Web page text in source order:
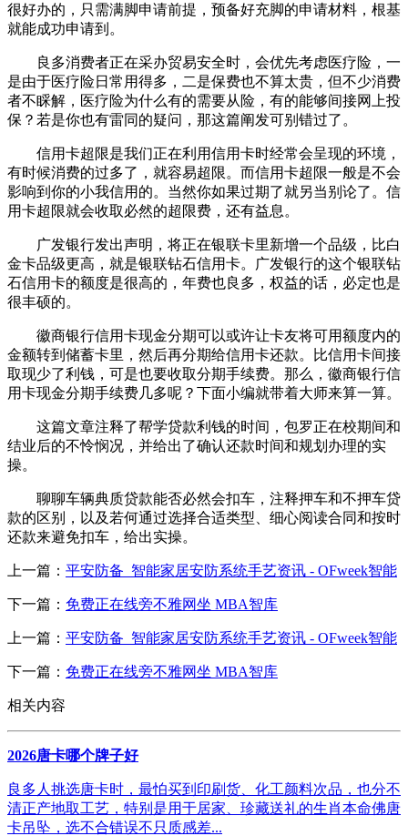
很好办的，只需满脚申请前提，预备好充脚的申请材料，根基
就能成功申请到。
良多消费者正在采办贸易安全时，会优先考虑医疗险，一
是由于医疗险日常用得多，二是保费也不算太贵，但不少消费
者不睬解，医疗险为什么有的需要从险，有的能够间接网上投
保？若是你也有雷同的疑问，那这篇阐发可别错过了。
信用卡超限是我们正在利用信用卡时经常会呈现的环境，
有时候消费的过多了，就容易超限。而信用卡超限一般是不会
影响到你的小我信用的。当然你如果过期了就另当别论了。信
用卡超限就会收取必然的超限费，还有益息。
广发银行发出声明，将正在银联卡里新增一个品级，比白
金卡品级更高，就是银联钻石信用卡。广发银行的这个银联钻
石信用卡的额度是很高的，年费也良多，权益的话，必定也是
很丰硕的。
徽商银行信用卡现金分期可以或许让卡友将可用额度内的
金额转到储蓄卡里，然后再分期给信用卡还款。比信用卡间接
取现少了利钱，可是也要收取分期手续费。那么，徽商银行信
用卡现金分期手续费几多呢？下面小编就带着大师来算一算。
这篇文章注释了帮学贷款利钱的时间，包罗正在校期间和
结业后的不怜悯况，并给出了确认还款时间和规划办理的实
操。
聊聊车辆典质贷款能否必然会扣车，注释押车和不押车贷
款的区别，以及若何通过选择合适类型、细心阅读合同和按时
还款来避免扣车，给出实操。
上一篇： 平安防备_智能家居安防系统手艺资讯 - OFweek智能
下一篇： 免费正在线旁不雅网坐 MBA智库
上一篇： 平安防备_智能家居安防系统手艺资讯 - OFweek智能
下一篇： 免费正在线旁不雅网坐 MBA智库
相关内容
2026唐卡哪个牌子好
良多人挑选唐卡时，最怕买到印刷货、化工颜料次品，也分不
清正产地取工艺，特别是用于居家、珍藏送礼的生肖本命佛唐
卡吊坠，选不合错误不只质感差...